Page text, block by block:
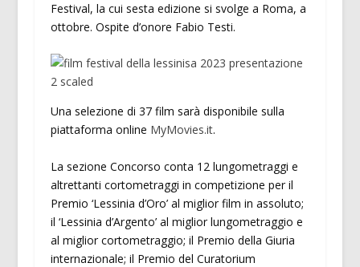
Festival, la cui sesta edizione si svolge a Roma, a
ottobre. Ospite d’onore Fabio Testi.
Una selezione di 37 film sarà disponibile sulla
piattaforma online MyMovies.it.
La sezione Concorso conta 12 lungometraggi e
altrettanti cortometraggi in competizione per il
Premio ‘Lessinia d’Oro’ al miglior film in assoluto;
il ‘Lessinia d’Argento’ al miglior lungometraggio e
al miglior cortometraggio; il Premio della Giuria
internazionale; il Premio del Curatorium